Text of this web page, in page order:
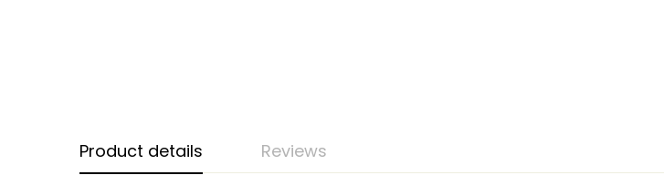
Product details Reviews